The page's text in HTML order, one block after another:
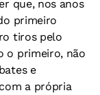
que, nos anos
primeiro
tiros pelo
o primeiro, não
e
a própria